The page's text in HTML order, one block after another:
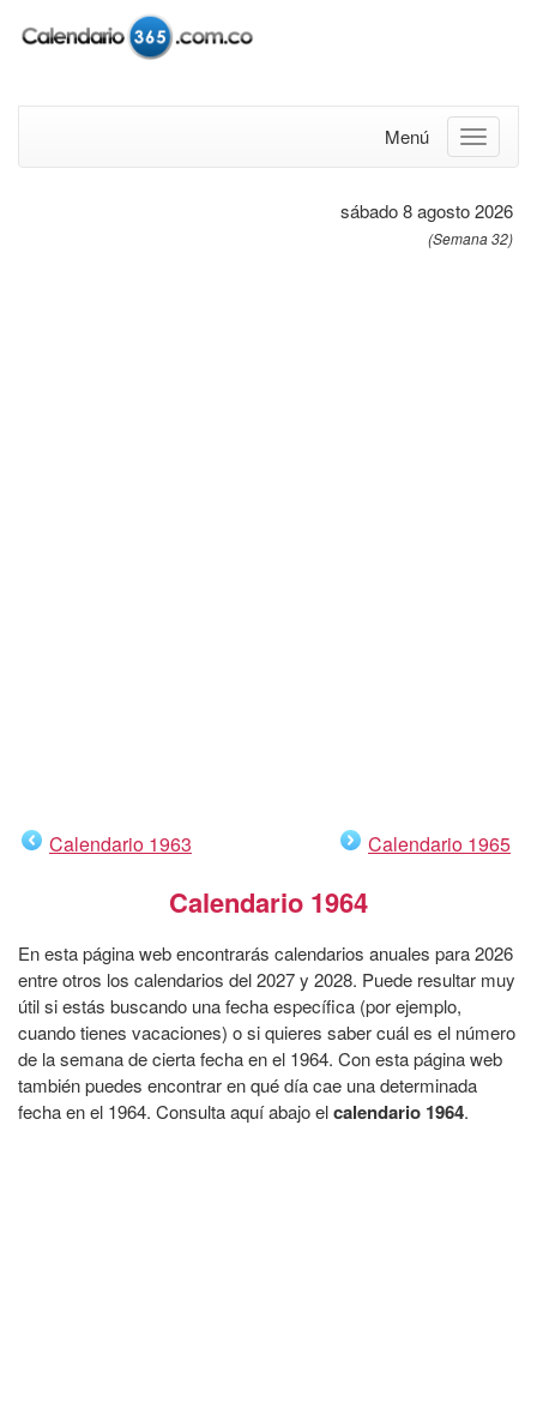
Menú
sábado 8 agosto 2026
(Semana 32)
Calendario 1963 Calendario 1965
Calendario 1964
En esta página web encontrarás calendarios anuales para 2026
entre otros los calendarios del 2027 y 2028. Puede resultar muy
útil si estás buscando una fecha específica (por ejemplo,
cuando tienes vacaciones) o si quieres saber cuál es el número
de la semana de cierta fecha en el 1964. Con esta página web
también puedes encontrar en qué día cae una determinada
fecha en el 1964. Consulta aquí abajo elcalendario 1964.